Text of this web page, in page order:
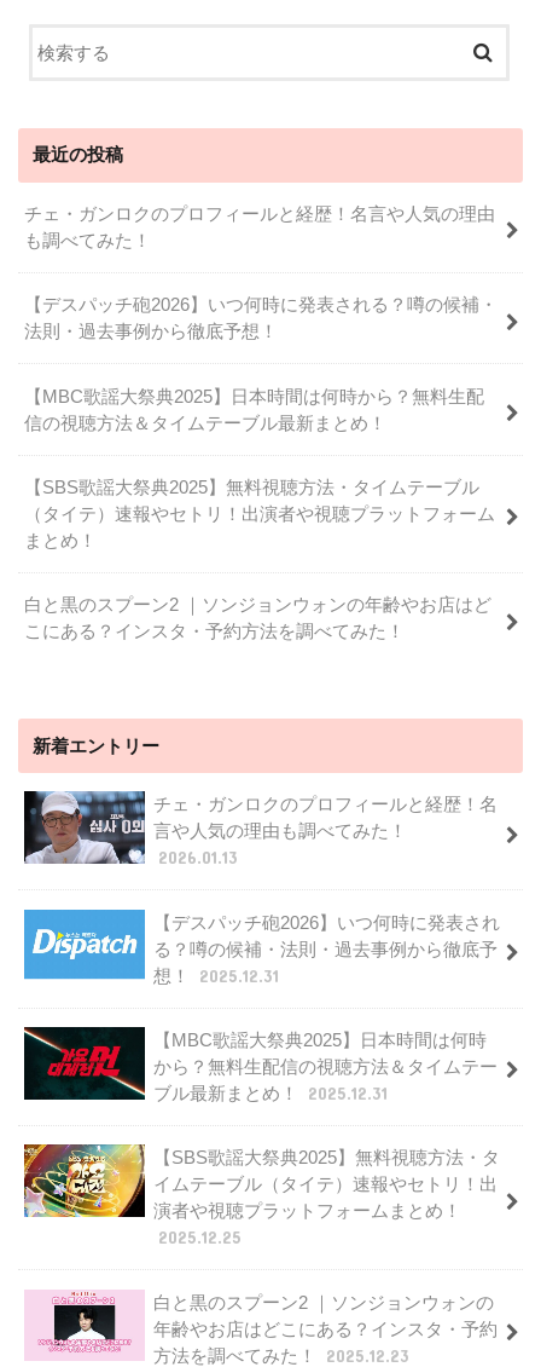
最近の投稿
チェ・ガンロクのプロフィールと経歴！名言や人気の理由
も調べてみた！
【デスパッチ砲2026】いつ何時に発表される？噂の候補・
法則・過去事例から徹底予想！
【MBC歌謡大祭典2025】日本時間は何時から？無料生配
信の視聴方法＆タイムテーブル最新まとめ！
【SBS歌謡大祭典2025】無料視聴方法・タイムテーブル
（タイテ）速報やセトリ！出演者や視聴プラットフォーム
まとめ！
白と黒のスプーン2 ｜ソンジョンウォンの年齢やお店はど
こにある？インスタ・予約方法を調べてみた！
新着エントリー
チェ・ガンロクのプロフィールと経歴！名
言や人気の理由も調べてみた！
2026.01.13
【デスパッチ砲2026】いつ何時に発表され
る？噂の候補・法則・過去事例から徹底予
想！
2025.12.31
【MBC歌謡大祭典2025】日本時間は何時
から？無料生配信の視聴方法＆タイムテー
ブル最新まとめ！
2025.12.31
【SBS歌謡大祭典2025】無料視聴方法・タ
イムテーブル（タイテ）速報やセトリ！出
演者や視聴プラットフォームまとめ！
2025.12.25
白と黒のスプーン2 ｜ソンジョンウォンの
年齢やお店はどこにある？インスタ・予約
方法を調べてみた！
2025.12.23